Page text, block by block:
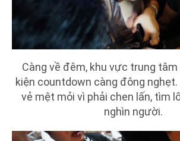
Càng về đêm, khu vực trung
kiện countdown càng đông
vẻ mệt mỏi vì phải chen lấn, tìm
nghìn người.